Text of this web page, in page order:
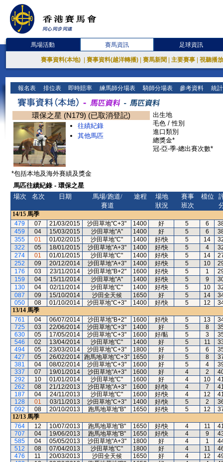
馬場活動 賽馬資訊 足球資訊
賽事資料(本地) 賽事資料(越洋轉播) 賽馬新聞 主要賽事 視聽播
報名表 排位表 即時賠率 練馬師分場表 騎師分場表 參考資料 統
環保之星 (N179) (已取消登記)
往績紀錄
其他馬匹
出生地
毛色 / 性別
進口類別
總獎金*
冠-亞-季-總出賽次數*
*包括本地及海外賽績及獎金
馬匹往績紀錄 - 環保之星
場次
名次 日期
馬場/跑道/
賽道
途程
場地
狀況
賽事
班次
檔位
14/15 馬季
479
07 21/03/2015 沙田草地"C+3" 1400 好 5 6
459
04 15/03/2015 沙田草地"A" 1400 好 5 6
355
01 01/02/2015 沙田草地"C" 1400 好/快 5 14
322
05 18/01/2015 沙田草地"A+3" 1400 好/快 5 4
274
01 01/01/2015 沙田草地"C" 1400 好/快 5 14
252
09 20/12/2014 沙田草地"A+3" 1400 好/快 5 10
176
03 23/11/2014 沙田草地"B+2" 1600 好/快 5 1
159
04 15/11/2014 沙田草地"A" 1400 好/快 5 9
130
04 02/11/2014 沙田草地"C" 1400 好/快 5 10
087
09 15/10/2014 沙田全天候 1650 好 5 14
050
08 01/10/2014 沙田草地"C+3" 1400 好/快 5 12
13/14 馬季
761
04 06/07/2014 沙田草地"B+2" 1600 好/快 5 13
725
03 22/06/2014 沙田草地"C+3" 1400 好 5 8
630
05 17/05/2014 沙田草地"C+3" 1600 好/黏 5 3
546
02 13/04/2014 沙田草地"C" 1400 好 5 11
494
05 23/03/2014 沙田草地"C+3" 1800 好 5 6
427
05 26/02/2014 跑馬地草地"C+3" 1650 好 5 8
381
04 08/02/2014 沙田草地"C+3" 1600 好 5 4
337
07 19/01/2014 沙田草地"A+3" 1600 好 4 2
292
10 01/01/2014 沙田草地"C" 1600 好 4 10
262
08 21/12/2013 沙田草地"A+3" 1600 好/快 4 7
187
04 24/11/2013 沙田草地"C" 1600 好/快 4 12
128
01 03/11/2013 沙田草地"C+3" 1400 好/快 5 2
092
08 20/10/2013 跑馬地草地"B" 1650 好/快 5 12
12/13 馬季
764
12 10/07/2013 跑馬地草地"B" 1650 好/快 4 11
707
04 19/06/2013 跑馬地草地"B" 1650 好/快 4 9
585
04 05/05/2013 沙田草地"A+3" 1800 好 4 1
512
08 07/04/2013 沙田草地"C" 1800 好 4 11
476
11 20/03/2013 沙田全天候 1650 好 4 12